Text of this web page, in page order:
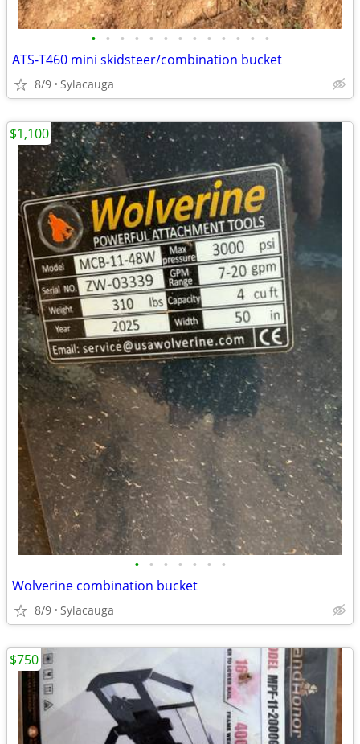
• • • • • • • • • • • • •
ATS-T460 mini skidsteer/combination bucket
8/9 Sylacauga
• • • • • • •
Wolverine combination bucket
8/9 Sylacauga
$1,100
$750